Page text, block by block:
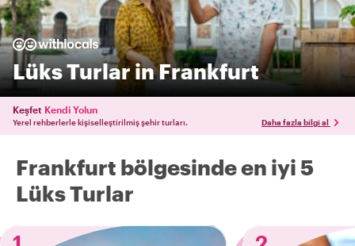
Lüks Turlar in Frankfurt
Keşfet Kendi Yolun
Yerel rehberlerle kişiselleştirilmiş şehir turları. Daha fazla bilgi al
Frankfurt bölgesinde en iyi 5
Lüks Turlar